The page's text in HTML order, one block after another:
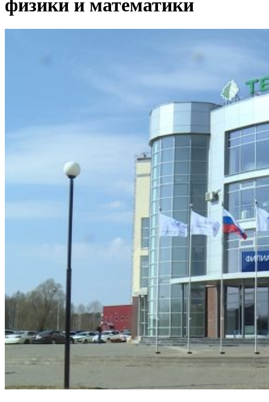
физики и математики